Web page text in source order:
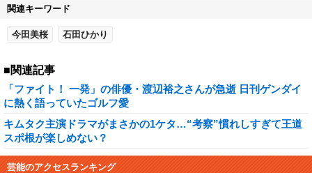
関連キーワード
今田美桜 石田ひかり
■関連記事
「ファイト！ 一発」の俳優・渡辺裕之さんが急逝 日刊ゲンダイ
に熱く語っていたゴルフ愛
キムタク主演ドラマがまさかの1ケタ…“考察”慣れしすぎて王道
スポ根が楽しめない？
芸能のアクセスランキング